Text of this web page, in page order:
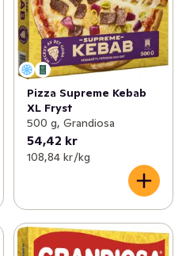
Pizza Supreme Kebab
XL Fryst
500 g, Grandiosa
54,42 kr
108,84 kr /kg